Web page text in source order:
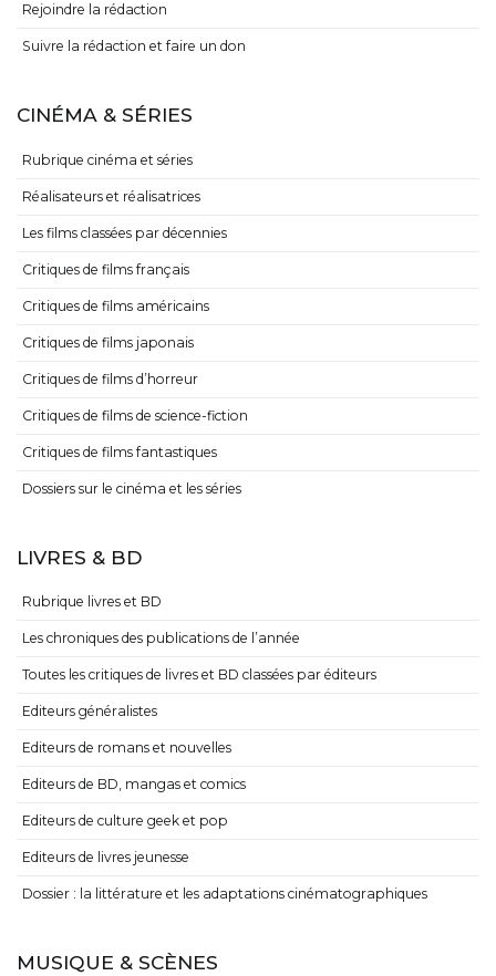
Rejoindre la rédaction
Suivre la rédaction et faire un don
CINÉMA & SÉRIES
Rubrique cinéma et séries
Réalisateurs et réalisatrices
Les films classées par décennies
Critiques de films français
Critiques de films américains
Critiques de films japonais
Critiques de films d’horreur
Critiques de films de science-fiction
Critiques de films fantastiques
Dossiers sur le cinéma et les séries
LIVRES & BD
Rubrique livres et BD
Les chroniques des publications de l’année
Toutes les critiques de livres et BD classées par éditeurs
Editeurs généralistes
Editeurs de romans et nouvelles
Editeurs de BD, mangas et comics
Editeurs de culture geek et pop
Editeurs de livres jeunesse
Dossier : la littérature et les adaptations cinématographiques
MUSIQUE & SCÈNES